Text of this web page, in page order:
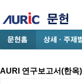
AURI 연구보고서(한옥